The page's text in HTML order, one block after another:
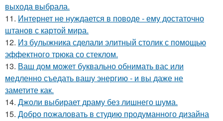
выхода выбрала.
11. Интернет не нуждается в поводе - ему достаточно
штанов с картой мира.
12. Из булыжника сделали элитный столик с помощью
эффектного трюка со стеклом.
13. Ваш дом может буквально обнимать вас или
медленно съедать вашу энергию - и вы даже не
заметите как.
14. Джоли выбирает драму без лишнего шума.
15. Добро пожаловать в студию продуманного дизайна